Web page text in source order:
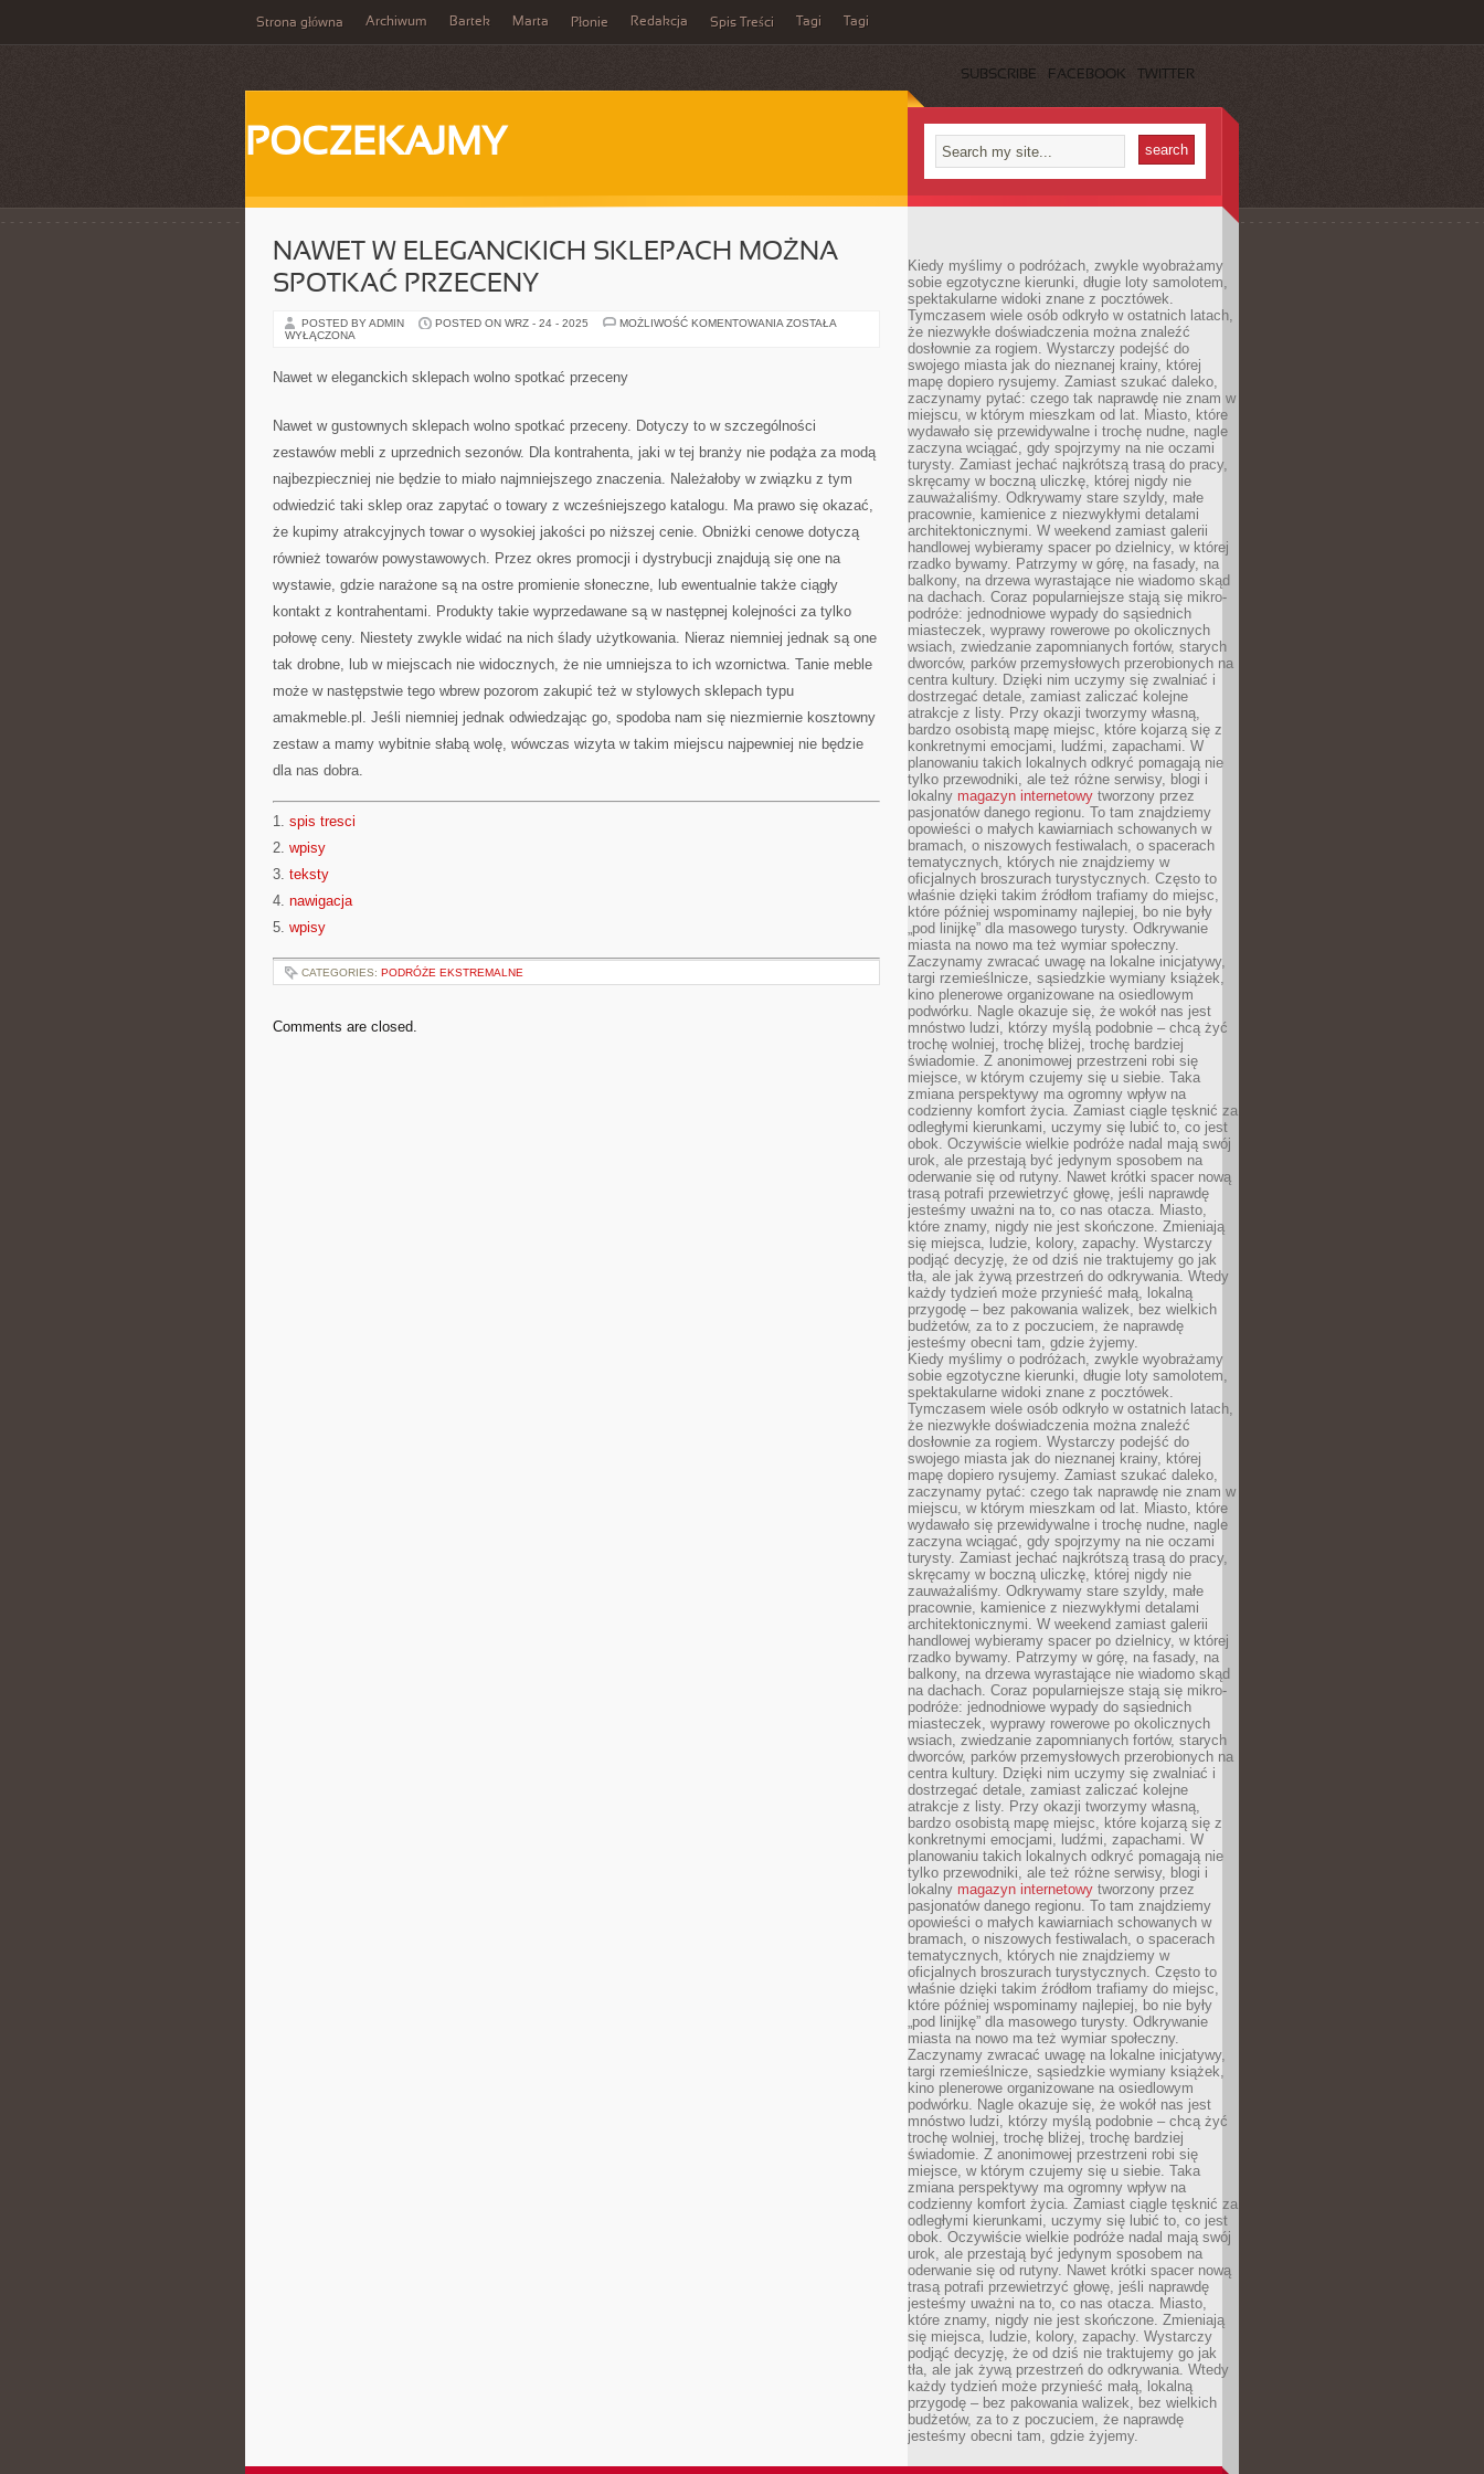
Strona główna Archiwum Bartek Marta Płonie Redakcja Spis Treści Tagi Tagi
SUBSCRIBE FACEBOOK TWITTER
POCZEKAJMY
NAWET W ELEGANCKICH SKLEPACH MOŻNA
SPOTKAĆ PRZECENY
POSTED BY ADMIN POSTED ON WRZ - 24 - 2025 MOŻLIWOŚĆ KOMENTOWANIA NAWET
ZOSTAŁA
WYŁĄCZONA
Nawet w eleganckich sklepach wolno spotkać przeceny
Nawet w gustownych sklepach wolno spotkać przeceny. Dotyczy to w szczególności
zestawów mebli z uprzednich sezonów. Dla kontrahenta, jaki w tej branży nie podąża za modą
najbezpieczniej nie będzie to miało najmniejszego znaczenia. Należałoby w związku z tym
odwiedzić taki sklep oraz zapytać o towary z wcześniejszego katalogu. Ma prawo się okazać,
że kupimy atrakcyjnych towar o wysokiej jakości po niższej cenie. Obniżki cenowe dotyczą
również towarów powystawowych. Przez okres promocji i dystrybucji znajdują się one na
wystawie, gdzie narażone są na ostre promienie słoneczne, lub ewentualnie także ciągły
kontakt z kontrahentami. Produkty takie wyprzedawane są w następnej kolejności za tylko
połowę ceny. Niestety zwykle widać na nich ślady użytkowania. Nieraz niemniej jednak są one
tak drobne, lub w miejscach nie widocznych, że nie umniejsza to ich wzornictwa. Tanie meble
może w następstwie tego wbrew pozorom zakupić też w stylowych sklepach typu
amakmeble.pl. Jeśli niemniej jednak odwiedzając go, spodoba nam się niezmiernie kosztowny
zestaw a mamy wybitnie słabą wolę, wówczas wizyta w takim miejscu najpewniej nie będzie
dla nas dobra.
1. spis tresci
2. wpisy
3. teksty
4. nawigacja
5. wpisy
CATEGORIES: PODRÓŻE EKSTREMALNE
Comments are closed.
Kiedy myślimy o podróżach, zwykle wyobrażamy
sobie egzotyczne kierunki, długie loty samolotem,
spektakularne widoki znane z pocztówek.
Tymczasem wiele osób odkryło w ostatnich latach,
że niezwykłe doświadczenia można znaleźć
dosłownie za rogiem. Wystarczy podejść do
swojego miasta jak do nieznanej krainy, której
mapę dopiero rysujemy. Zamiast szukać daleko,
zaczynamy pytać: czego tak naprawdę nie znam w
miejscu, w którym mieszkam od lat. Miasto, które
wydawało się przewidywalne i trochę nudne, nagle
zaczyna wciągać, gdy spojrzymy na nie oczami
turysty. Zamiast jechać najkrótszą trasą do pracy,
skręcamy w boczną uliczkę, której nigdy nie
zauważaliśmy. Odkrywamy stare szyldy, małe
pracownie, kamienice z niezwykłymi detalami
architektonicznymi. W weekend zamiast galerii
handlowej wybieramy spacer po dzielnicy, w której
rzadko bywamy. Patrzymy w górę, na fasady, na
balkony, na drzewa wyrastające nie wiadomo skąd
na dachach. Coraz popularniejsze stają się mikro-
podróże: jednodniowe wypady do sąsiednich
miasteczek, wyprawy rowerowe po okolicznych
wsiach, zwiedzanie zapomnianych fortów, starych
dworców, parków przemysłowych przerobionych na
centra kultury. Dzięki nim uczymy się zwalniać i
dostrzegać detale, zamiast zaliczać kolejne
atrakcje z listy. Przy okazji tworzymy własną,
bardzo osobistą mapę miejsc, które kojarzą się z
konkretnymi emocjami, ludźmi, zapachami. W
planowaniu takich lokalnych odkryć pomagają nie
tylko przewodniki, ale też różne serwisy, blogi i
lokalny magazyn internetowy tworzony przez
pasjonatów danego regionu. To tam znajdziemy
opowieści o małych kawiarniach schowanych w
bramach, o niszowych festiwalach, o spacerach
tematycznych, których nie znajdziemy w
oficjalnych broszurach turystycznych. Często to
właśnie dzięki takim źródłom trafiamy do miejsc,
które później wspominamy najlepiej, bo nie były
„pod linijkę” dla masowego turysty. Odkrywanie
miasta na nowo ma też wymiar społeczny.
Zaczynamy zwracać uwagę na lokalne inicjatywy,
targi rzemieślnicze, sąsiedzkie wymiany książek,
kino plenerowe organizowane na osiedlowym
podwórku. Nagle okazuje się, że wokół nas jest
mnóstwo ludzi, którzy myślą podobnie – chcą żyć
trochę wolniej, trochę bliżej, trochę bardziej
świadomie. Z anonimowej przestrzeni robi się
miejsce, w którym czujemy się u siebie. Taka
zmiana perspektywy ma ogromny wpływ na
codzienny komfort życia. Zamiast ciągle tęsknić za
odległymi kierunkami, uczymy się lubić to, co jest
obok. Oczywiście wielkie podróże nadal mają swój
urok, ale przestają być jedynym sposobem na
oderwanie się od rutyny. Nawet krótki spacer nową
trasą potrafi przewietrzyć głowę, jeśli naprawdę
jesteśmy uważni na to, co nas otacza. Miasto,
które znamy, nigdy nie jest skończone. Zmieniają
się miejsca, ludzie, kolory, zapachy. Wystarczy
podjąć decyzję, że od dziś nie traktujemy go jak
tła, ale jak żywą przestrzeń do odkrywania. Wtedy
każdy tydzień może przynieść małą, lokalną
przygodę – bez pakowania walizek, bez wielkich
budżetów, za to z poczuciem, że naprawdę
jesteśmy obecni tam, gdzie żyjemy.
Kiedy myślimy o podróżach, zwykle wyobrażamy
sobie egzotyczne kierunki, długie loty samolotem,
spektakularne widoki znane z pocztówek.
Tymczasem wiele osób odkryło w ostatnich latach,
że niezwykłe doświadczenia można znaleźć
dosłownie za rogiem. Wystarczy podejść do
swojego miasta jak do nieznanej krainy, której
mapę dopiero rysujemy. Zamiast szukać daleko,
zaczynamy pytać: czego tak naprawdę nie znam w
miejscu, w którym mieszkam od lat. Miasto, które
wydawało się przewidywalne i trochę nudne, nagle
zaczyna wciągać, gdy spojrzymy na nie oczami
turysty. Zamiast jechać najkrótszą trasą do pracy,
skręcamy w boczną uliczkę, której nigdy nie
zauważaliśmy. Odkrywamy stare szyldy, małe
pracownie, kamienice z niezwykłymi detalami
architektonicznymi. W weekend zamiast galerii
handlowej wybieramy spacer po dzielnicy, w której
rzadko bywamy. Patrzymy w górę, na fasady, na
balkony, na drzewa wyrastające nie wiadomo skąd
na dachach. Coraz popularniejsze stają się mikro-
podróże: jednodniowe wypady do sąsiednich
miasteczek, wyprawy rowerowe po okolicznych
wsiach, zwiedzanie zapomnianych fortów, starych
dworców, parków przemysłowych przerobionych na
centra kultury. Dzięki nim uczymy się zwalniać i
dostrzegać detale, zamiast zaliczać kolejne
atrakcje z listy. Przy okazji tworzymy własną,
bardzo osobistą mapę miejsc, które kojarzą się z
konkretnymi emocjami, ludźmi, zapachami. W
planowaniu takich lokalnych odkryć pomagają nie
tylko przewodniki, ale też różne serwisy, blogi i
lokalny magazyn internetowy tworzony przez
pasjonatów danego regionu. To tam znajdziemy
opowieści o małych kawiarniach schowanych w
bramach, o niszowych festiwalach, o spacerach
tematycznych, których nie znajdziemy w
oficjalnych broszurach turystycznych. Często to
właśnie dzięki takim źródłom trafiamy do miejsc,
które później wspominamy najlepiej, bo nie były
„pod linijkę” dla masowego turysty. Odkrywanie
miasta na nowo ma też wymiar społeczny.
Zaczynamy zwracać uwagę na lokalne inicjatywy,
targi rzemieślnicze, sąsiedzkie wymiany książek,
kino plenerowe organizowane na osiedlowym
podwórku. Nagle okazuje się, że wokół nas jest
mnóstwo ludzi, którzy myślą podobnie – chcą żyć
trochę wolniej, trochę bliżej, trochę bardziej
świadomie. Z anonimowej przestrzeni robi się
miejsce, w którym czujemy się u siebie. Taka
zmiana perspektywy ma ogromny wpływ na
codzienny komfort życia. Zamiast ciągle tęsknić za
odległymi kierunkami, uczymy się lubić to, co jest
obok. Oczywiście wielkie podróże nadal mają swój
urok, ale przestają być jedynym sposobem na
oderwanie się od rutyny. Nawet krótki spacer nową
trasą potrafi przewietrzyć głowę, jeśli naprawdę
jesteśmy uważni na to, co nas otacza. Miasto,
które znamy, nigdy nie jest skończone. Zmieniają
się miejsca, ludzie, kolory, zapachy. Wystarczy
podjąć decyzję, że od dziś nie traktujemy go jak
tła, ale jak żywą przestrzeń do odkrywania. Wtedy
każdy tydzień może przynieść małą, lokalną
przygodę – bez pakowania walizek, bez wielkich
budżetów, za to z poczuciem, że naprawdę
jesteśmy obecni tam, gdzie żyjemy.